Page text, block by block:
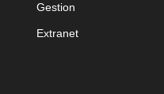
Gestion
Extranet